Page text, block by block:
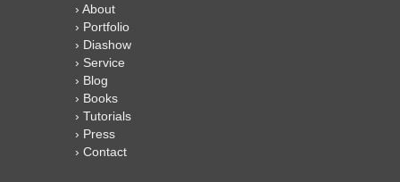
› About
› Portfolio
› Diashow
› Service
› Blog
› Books
› Tutorials
› Press
› Contact